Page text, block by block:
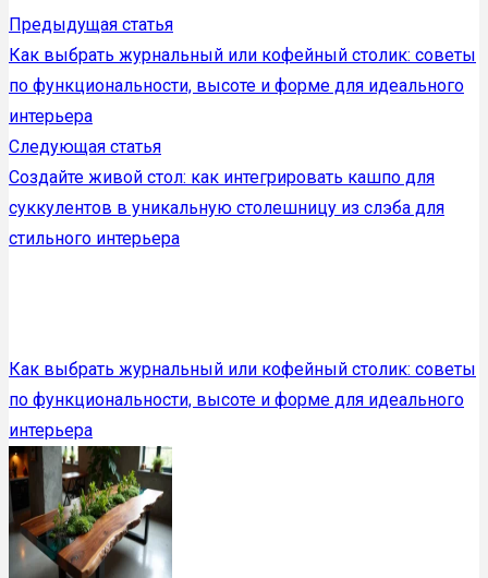
Предыдущая статья
Как выбрать журнальный или кофейный столик: советы
по функциональности, высоте и форме для идеального
интерьера
Следующая статья
Создайте живой стол: как интегрировать кашпо для
суккулентов в уникальную столешницу из слэба для
стильного интерьера
Как выбрать журнальный или кофейный столик: советы
по функциональности, высоте и форме для идеального
интерьера